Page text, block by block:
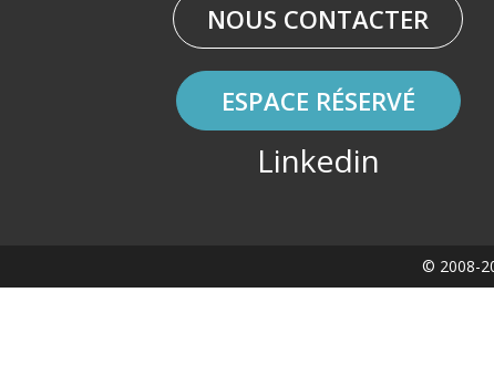
NOUS CONTACTER
ESPACE RÉSERVÉ
Linkedin
© 2008-